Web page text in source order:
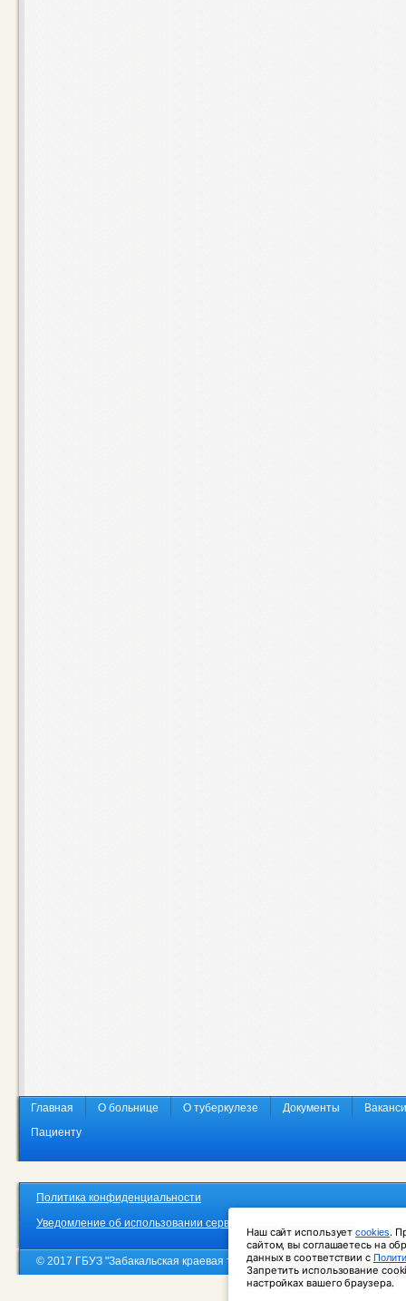
Главная О больнице О туберкулезе Документы
Пациенту
Политика конфиденциальности
Уведомление об использовании сервиса веб-аналитики «Яндекс.
© 2017 ГБУЗ "Забакальская краевая туберкулезная больница"
Наш сайт использует cookies.
сайтом, вы соглашаетесь на
данных в соответствии с
Запретить использование
настройках вашего браузера.